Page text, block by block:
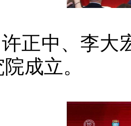
正中、李大
成立。